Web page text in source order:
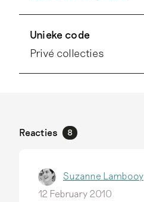
Unieke code
Privé collecties
Reacties 8
Suzanne Lambooy
12 February 2010